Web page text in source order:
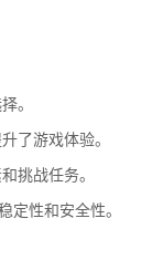
。
了游戏体验。
挑战任务。
性和安全性。